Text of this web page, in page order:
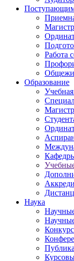
Работа
Образование
Учебная
Наука